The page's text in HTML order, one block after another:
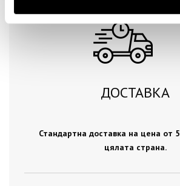
ДОСТАВКА
Стандартна доставка на цена от 5
цялата страна.